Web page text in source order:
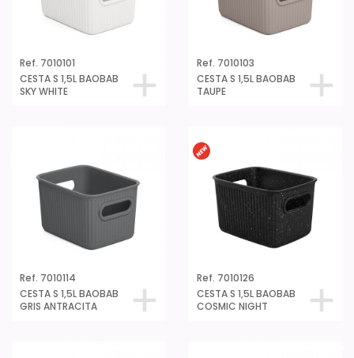
Ref. 7010101
CESTA S 1,5L BAOBAB
SKY WHITE
Ref. 7010103
CESTA S 1,5L BAOBAB
TAUPE
Ref. 7010114
CESTA S 1,5L BAOBAB
GRIS ANTRACITA
Ref. 7010126
CESTA S 1,5L BAOBAB
COSMIC NIGHT